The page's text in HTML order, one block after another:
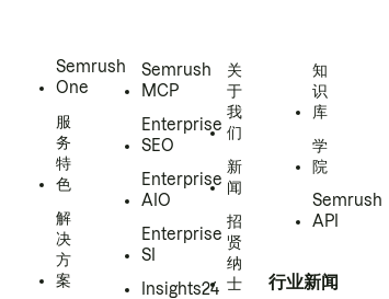
Semrush
One
服
务
特
色
解
决
方
案
Semrush
MCP
Enterprise
SEO
Enterprise
AIO
Enterprise
SI
Insights24
关
于
我
们
新
闻
招
贤
纳
士
知
识
库
学
院
Semrush
API
行业新闻